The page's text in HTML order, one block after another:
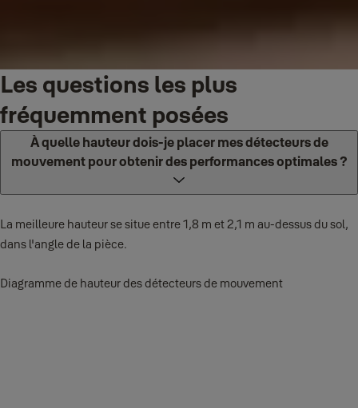
Les questions les plus
fréquemment posées
À quelle hauteur dois-je placer mes détecteurs de
mouvement pour obtenir des performances optimales ?
La meilleure hauteur se situe entre 1,8 m et 2,1 m au-dessus du sol,
dans l'angle de la pièce.
Diagramme de hauteur des détecteurs de mouvement